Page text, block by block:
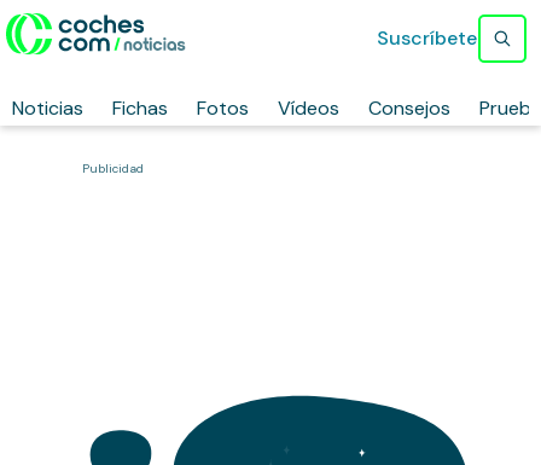
Noticias Fichas Fotos Vídeos Consejos
Suscríbete
Publicidad